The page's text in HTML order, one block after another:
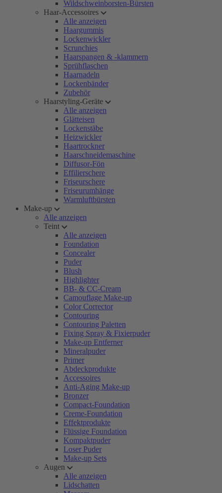
Wildschweinborsten-Bürsten
Haar-Accessoires
Alle anzeigen
Haargummis
Lockenwickler
Scrunchies
Haarspangen & -klammern
Sprühflaschen
Haarnadeln
Lockenbänder
Zubehör
Haarstyling-Geräte
Alle anzeigen
Glätteisen
Lockenstäbe
Heizwickler
Haartrockner
Haarschneidemaschine
Diffusor-Fön
Effilierschere
Friseurschere
Friseurumhänge
Warmluftbürsten
Make-up
Alle anzeigen
Teint
Alle anzeigen
Foundation
Concealer
Puder
Blush
Highlighter
BB- & CC-Cream
Camouflage Make-up
Color Corrector
Contouring
Contouring Paletten
Fixing Spray & Fixierpuder
Make-up Entferner
Mineralpuder
Primer
Abdeckprodukte
Accessoires
Anti-Aging Make-up
Bronzer
Compact-Foundation
Creme-Foundation
Effektprodukte
Flüssige Foundation
Kompaktpuder
Loser Puder
Make-up Sets
Augen
Alle anzeigen
Lidschatten